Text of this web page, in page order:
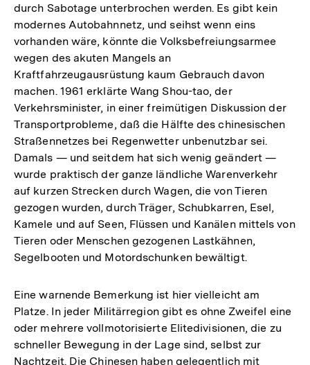
durch Sabotage unterbrochen werden. Es gibt kein
modernes Autobahnnetz, und seihst wenn eins
vorhanden wäre, könnte die Volksbefreiungsarmee
wegen des akuten Mangels an
Kraftfahrzeugausrüstung kaum Gebrauch davon
machen. 1961 erklärte Wang Shou-tao, der
Verkehrsminister, in einer freimütigen Diskussion der
Transportprobleme, daß die Hälfte des chinesischen
Straßennetzes bei Regenwetter unbenutzbar sei.
Damals — und seitdem hat sich wenig geändert —
wurde praktisch der ganze ländliche Warenverkehr
auf kurzen Strecken durch Wagen, die von Tieren
gezogen wurden, durch Träger, Schubkarren, Esel,
Kamele und auf Seen, Flüssen und Kanälen mittels von
Tieren oder Menschen gezogenen Lastkähnen,
Segelbooten und Motordschunken bewältigt.
Eine warnende Bemerkung ist hier vielleicht am
Platze. In jeder Militärregion gibt es ohne Zweifel eine
oder mehrere vollmotorisierte Elitedivisionen, die zu
schneller Bewegung in der Lage sind, selbst zur
Nachtzeit. Die Chinesen haben gelegentlich mit